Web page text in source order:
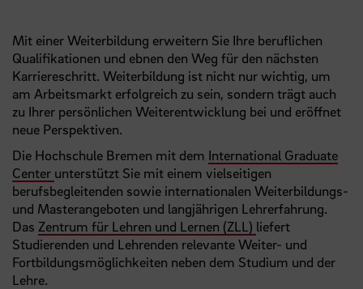
Mit einer Weiterbildung erweitern Sie Ihre beruflichen
Qualifikationen und ebnen den Weg für den nächsten
Karriereschritt. Weiterbildung ist nicht nur wichtig, um
am Arbeitsmarkt erfolgreich zu sein, sondern trägt auch
zu Ihrer persönlichen Weiterentwicklung bei und eröffnet
neue Perspektiven.
Die Hochschule Bremen mit dem International Graduate
Center unterstützt Sie mit einem vielseitigen
berufsbegleitenden sowie internationalen Weiterbildungs-
und Masterangeboten und langjährigen Lehrerfahrung.
Das Zentrum für Lehren und Lernen (ZLL) liefert
Studierenden und Lehrenden relevante Weiter- und
Fortbildungsmöglichkeiten neben dem Studium und der
Lehre.